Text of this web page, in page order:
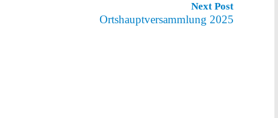
Next Post
Ortshauptversammlung 2025